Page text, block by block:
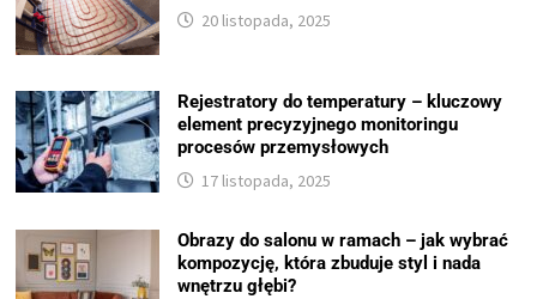
20 listopada, 2025
Rejestratory do temperatury – kluczowy
element precyzyjnego monitoringu
procesów przemysłowych
17 listopada, 2025
Obrazy do salonu w ramach – jak wybrać
kompozycję, która zbuduje styl i nada
wnętrzu głębi?